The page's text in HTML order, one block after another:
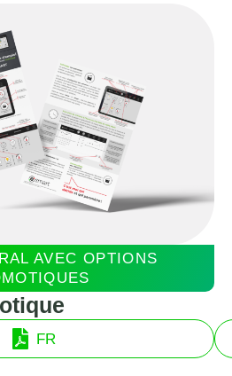
AVEC OPTIONS
FR